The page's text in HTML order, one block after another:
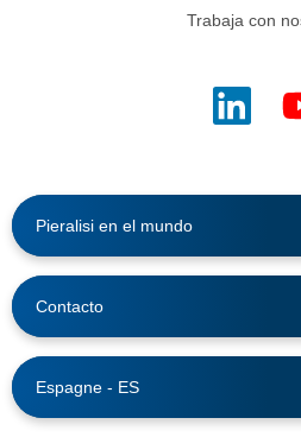
Trabaja con
Pieralisi en el mundo
Contacto
Espagne - ES